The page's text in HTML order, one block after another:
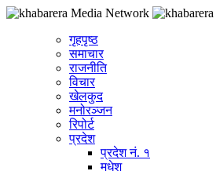
गृहपृष्ठ
समाचार
राजनीति
विचार
खेलकुद
मनोरञ्जन
रिपोर्ट
प्रदेश
प्रदेश नं. १
मधेश